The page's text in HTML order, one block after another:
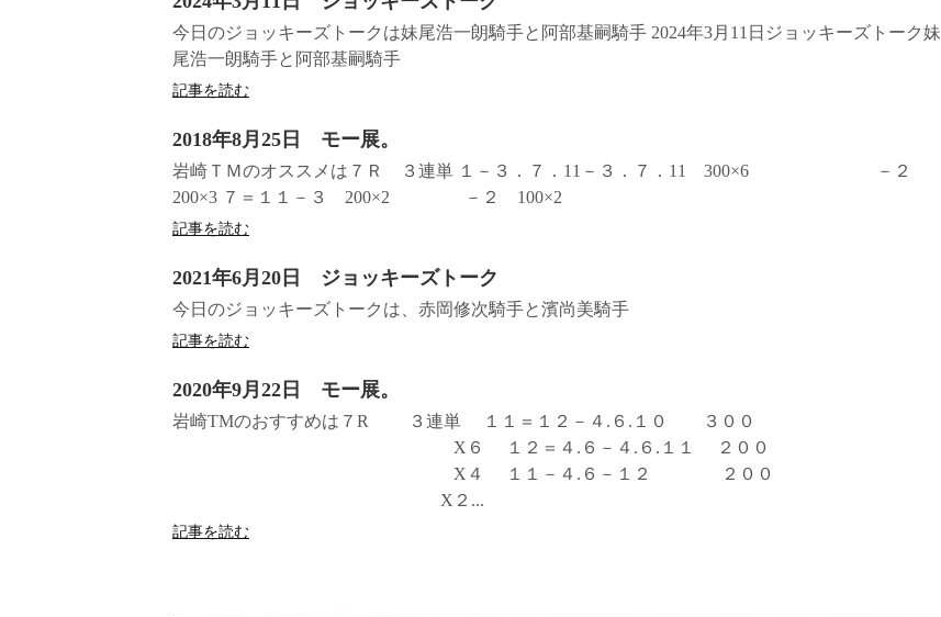
今日のジョッキーズトークは妹尾浩一朗騎手と阿部基嗣騎手 2024年3月11日ジョッキーズトーク妹
尾浩一朗騎手と阿部基嗣騎手
記事を読む
2018年8月25日 モー展。
岩崎ＴＭのオススメは７Ｒ ３連単 １－３．７．11－３．７．11 300×6 －２
200×3 ７＝１１－３ 200×2 －２ 100×2
記事を読む
2021年6月20日 ジョッキーズトーク
今日のジョッキーズトークは、赤岡修次騎手と濱尚美騎手
記事を読む
2020年9月22日 モー展。
岩崎TMのおすすめは７R ３連単 １１＝１２－４.６.１０ ３００
X６ １２＝４.６－４.６.１１ ２００
X４ １１－４.６－１２ ２００
X２...
記事を読む